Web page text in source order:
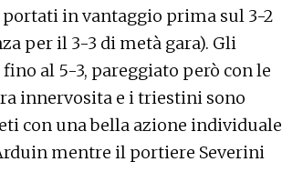
in vantaggio prima sul 3-2
per il 3-3 di metà gara). Gli
al 5-3, pareggiato però con le
innervosita e i triestini sono
con una bella azione individuale
mentre il portiere Severini